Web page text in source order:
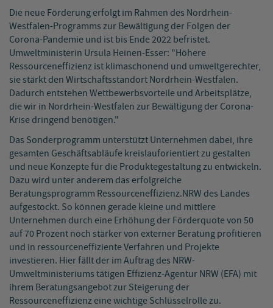
Die neue Förderung erfolgt im Rahmen des Nordrhein-
Westfalen-Programms zur Bewältigung der Folgen der
Corona-Pandemie und ist bis Ende 2022 befristet.
Umweltministerin Ursula Heinen-Esser: "Höhere
Ressourceneffizienz ist klimaschonend und umweltgerechter,
sie stärkt den Wirtschaftsstandort Nordrhein-Westfalen.
Dadurch entstehen Wettbewerbsvorteile und Arbeitsplätze,
die wir in Nordrhein-Westfalen zur Bewältigung der Corona-
Krise dringend benötigen."
Das Sonderprogramm unterstützt Unternehmen dabei, ihre
gesamten Geschäftsabläufe kreislauforientiert zu gestalten
und neue Konzepte für die Produktegestaltung zu entwickeln.
Dazu wird unter anderem das erfolgreiche
Beratungsprogramm Ressourceneffizienz.NRW des Landes
aufgestockt. So können gerade kleine und mittlere
Unternehmen durch eine Erhöhung der Förderquote von 50
auf 70 Prozent noch stärker von externer Beratung profitieren
und in ressourceneffiziente Verfahren und Projekte
investieren. Hier fällt der im Auftrag des NRW-
Umweltministeriums tätigen Effizienz-Agentur NRW (EFA) mit
ihrem Beratungsangebot zur Steigerung der
Ressourceneffizienz eine wichtige Schlüsselrolle zu.